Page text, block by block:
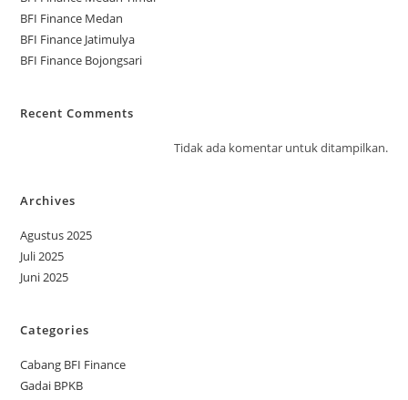
BFI Finance Medan
BFI Finance Jatimulya
BFI Finance Bojongsari
Recent Comments
Tidak ada komentar untuk ditampilkan.
Archives
Agustus 2025
Juli 2025
Juni 2025
Categories
Cabang BFI Finance
Gadai BPKB